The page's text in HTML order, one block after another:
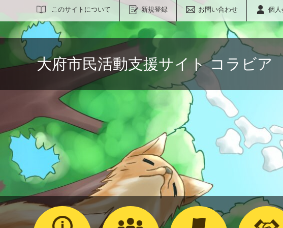
このサイトについて 新規登録 お問い合わせ 個人
サイト内検索
大府市民活動支援サイト コラビア